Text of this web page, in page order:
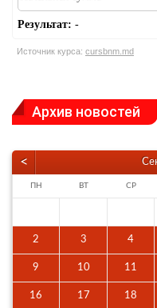
Результат: -
Источник курса: cursbnm.md
Архив новостей
<
ПН ВТ СР
2 3 4
9 10 11
16 17 18